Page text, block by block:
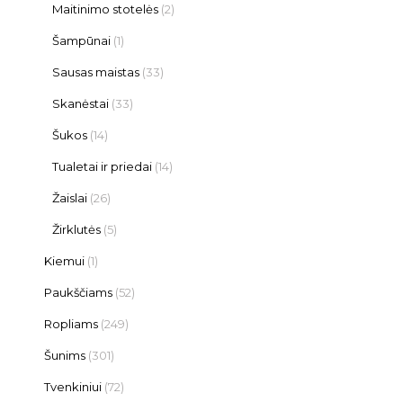
Maitinimo stotelės (2)
Šampūnai (1)
Sausas maistas (33)
Skanėstai (33)
Šukos (14)
Tualetai ir priedai (14)
Žaislai (26)
Žirklutės (5)
Kiemui (1)
Paukščiams (52)
Ropliams (249)
Šunims (301)
Tvenkiniui (72)